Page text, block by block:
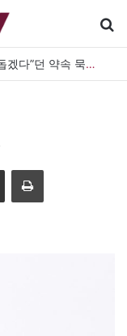
배선희가 걸어온 길…10년 전 “한궁을 돕겠다”던 약속 묵묵히 실천
이메일